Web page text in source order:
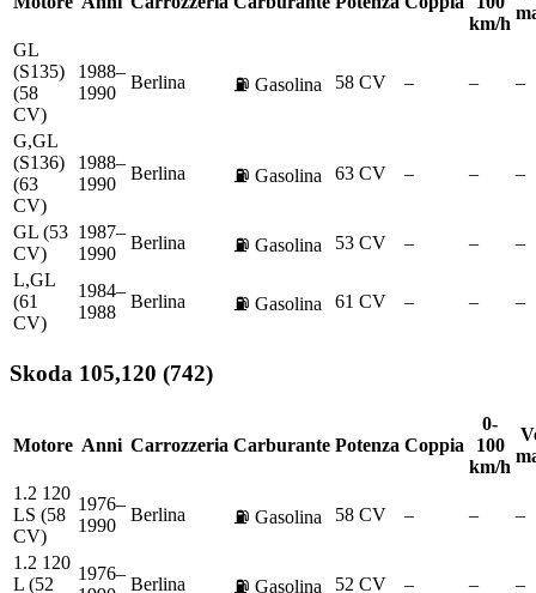
km/h
GL
(S135)
(58
CV)
1988–
1990
Berlina ⛽ Gasolina 58 CV – – –
G,GL
(S136)
(63
CV)
1988–
1990
Berlina ⛽ Gasolina 63 CV – – –
GL (53
CV)
1987–
1990
Berlina ⛽ Gasolina 53 CV – –
–
L,GL
(61
CV)
1984–
1988
Berlina ⛽ Gasolina 61 CV – – –
Skoda 105,120 (742)
Motore Anni Carrozzeria Carburante Potenza Coppia
0-
100
km/h
1.2 120
LS (58
CV)
1976–
1990
Berlina ⛽ Gasolina 58 CV – – –
1.2 120
L (52
1976–
Berlina ⛽ Gasolina 52 CV – – –